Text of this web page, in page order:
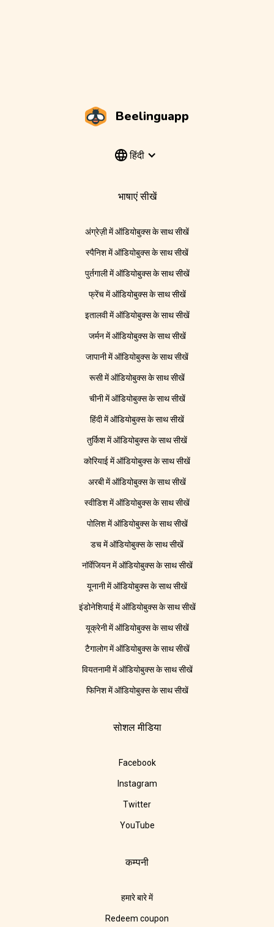
Beelinguapp
हिंदी
भाषाएं सीखें
अंग्रेज़ी में ऑडियोबुक्स के साथ सीखें
स्पैनिश में ऑडियोबुक्स के साथ सीखें
पुर्तगाली में ऑडियोबुक्स के साथ सीखें
फ्रेंच में ऑडियोबुक्स के साथ सीखें
इतालवी में ऑडियोबुक्स के साथ सीखें
जर्मन में ऑडियोबुक्स के साथ सीखें
जापानी में ऑडियोबुक्स के साथ सीखें
रूसी में ऑडियोबुक्स के साथ सीखें
चीनी में ऑडियोबुक्स के साथ सीखें
हिंदी में ऑडियोबुक्स के साथ सीखें
तुर्किश में ऑडियोबुक्स के साथ सीखें
कोरियाई में ऑडियोबुक्स के साथ सीखें
अरबी में ऑडियोबुक्स के साथ सीखें
स्वीडिश में ऑडियोबुक्स के साथ सीखें
पोलिश में ऑडियोबुक्स के साथ सीखें
डच में ऑडियोबुक्स के साथ सीखें
नॉर्वेजियन में ऑडियोबुक्स के साथ सीखें
यूनानी में ऑडियोबुक्स के साथ सीखें
इंडोनेशियाई में ऑडियोबुक्स के साथ सीखें
यूक्रेनी में ऑडियोबुक्स के साथ सीखें
टैगालोग में ऑडियोबुक्स के साथ सीखें
वियतनामी में ऑडियोबुक्स के साथ सीखें
फिनिश में ऑडियोबुक्स के साथ सीखें
सोशल मीडिया
Facebook
Instagram
Twitter
YouTube
कम्पनी
हमारे बारे में
Redeem coupon